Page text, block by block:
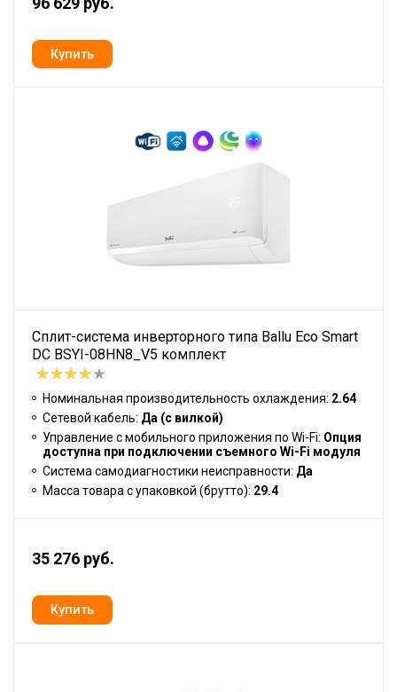
Сплит-система инверторного типа Ballu Eco Smart
DC BSYI-08HN8_V5 комплект
Номинальная производительность охлаждения: 2.64
Сетевой кабель: Да (с вилкой)
Управление c мобильного приложения по Wi-Fi: Опция
доступна при подключении съемного Wi-Fi модуля
Система самодиагностики неисправности: Да
Масса товара с упаковкой (брутто): 29.4
35 276 руб.